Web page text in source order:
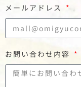
メールアドレス
お問い合わせ内容